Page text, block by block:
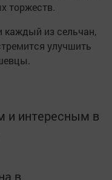
торжеств.
каждый из сельчан,
улучшить
и интересным в
в